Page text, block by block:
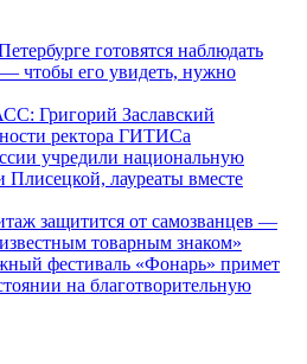
готовятся наблюдать
— чтобы его увидеть, нужно
Григорий Заславский
ректора ГИТИСа
учредили национальную
лауреаты вместе
защитится от самозванцев —
товарным знаком»
фестиваль «Фонарь» примет
на благотворительную